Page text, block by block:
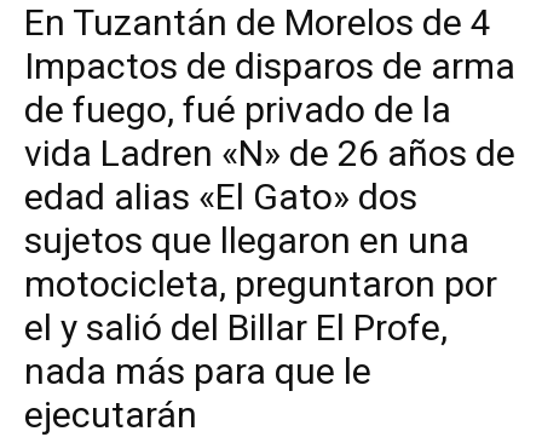
En Tuzantán de Morelos de 4
Impactos de disparos de arma
de fuego, fué privado de la
vida Ladren «N» de 26 años de
edad alias «El Gato» dos
sujetos que llegaron en una
motocicleta, preguntaron por
el y salió del Billar El Profe,
nada más para que le
ejecutarán